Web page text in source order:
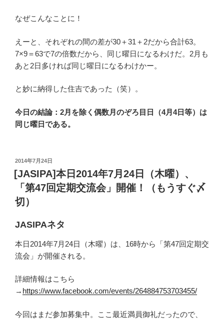
なぜこんなことに！
えーと、それぞれの間の差が30＋31＋2だから合計63。
7×9＝63で7の倍数だから、同じ曜日になるわけだ。2月も
あと2日多ければ同じ曜日になるわけかー。
と妙に納得した住吉であった（笑）。
今日の結論：2月を除く偶数月のぞろ目日（4月4日等）は
同じ曜日である。
投
稿
日:
2014年7月24日
[JASIPA]本日2014年7月24日（木曜）、
「第47回定期交流会」開催！（もうすぐ〆
切）
JASIPAネタ
本日2014年7月24日（木曜）は、16時から「第47回定期交
流会」が開催される。
詳細情報はこちら
→ https://www.facebook.com/events/264884753703455/
今回はまだ参加募集中。ここ最近満員御礼だったので、